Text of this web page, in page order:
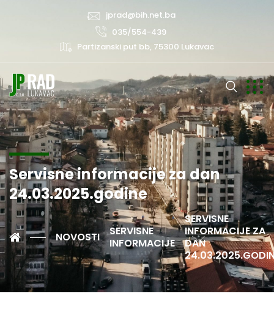
jprad@bih.net.ba
035/554-439
Partizanski put bb, 75300 Lukavac
Servisne informacije za dan
24.03.2025.godine
NOVOSTI
SERVISNE
INFORMACIJE
SERVISNE
INFORMACIJE ZA
DAN